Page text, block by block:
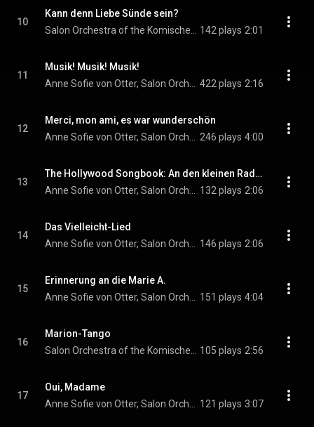
10
Kann denn Liebe Sünde sein?
142 plays 2:01
11
Musik! Musik! Musik!
422 plays 2:16
12
Merci, mon ami, es war wunderschön
246 plays 4:00
13
The Hollywood Songbook: An den kleinen Radioapparat
132 plays 2:06
14
Das Vielleicht-Lied
146 plays 2:06
15
Erinnerung an die Marie A.
151 plays 4:04
16
Marion-Tango
105 plays 2:56
17
Oui, Madame
121 plays 3:07